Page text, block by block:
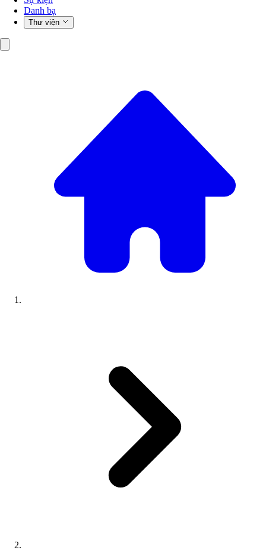
Danh bạ
Thư viện